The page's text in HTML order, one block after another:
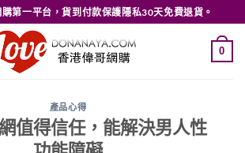
第一平台，貨到付款保護隱私30天免費退貨。
0
產品心得
值得信任，能解決男人性